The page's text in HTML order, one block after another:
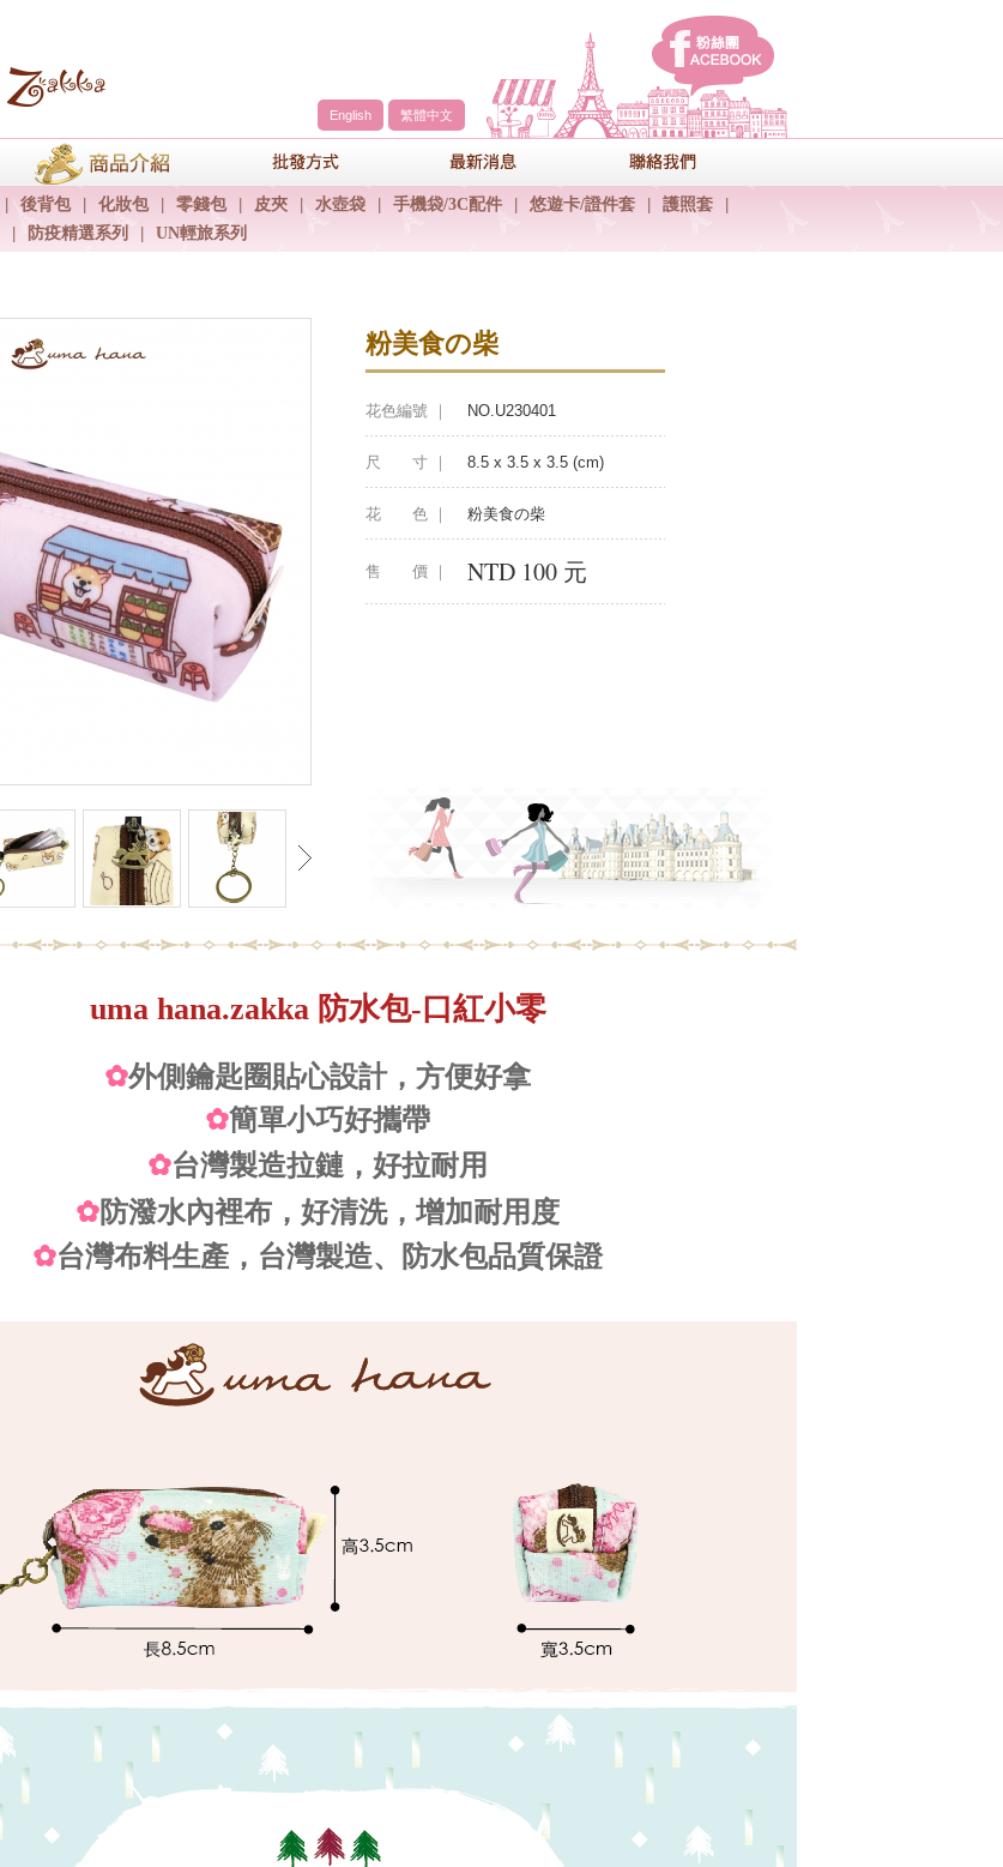
English 繁體中文
品牌故事
後背包 化妝包 零錢包 皮夾 水壺袋 手機袋/3C配件 悠遊卡/證件套 護照套
防疫精選系列 UN輕旅系列
包包批發方式
粉美食の柴
花色編號 ｜ NO.U230401
尺 寸 ｜ 8.5 x 3.5 x 3.5 (cm)
花 色 ｜ 粉美食の柴
售 價 ｜ NTD 100 元
uma hana.zakka 防水包-口紅小零
✿外側鑰匙圈貼心設計，方便好拿
✿簡單小巧好攜帶
✿台灣製造拉鏈，好拉耐用
✿防潑水內裡布，好清洗，增加耐用度
✿台灣布料生產，台灣製造、防水包品質保證